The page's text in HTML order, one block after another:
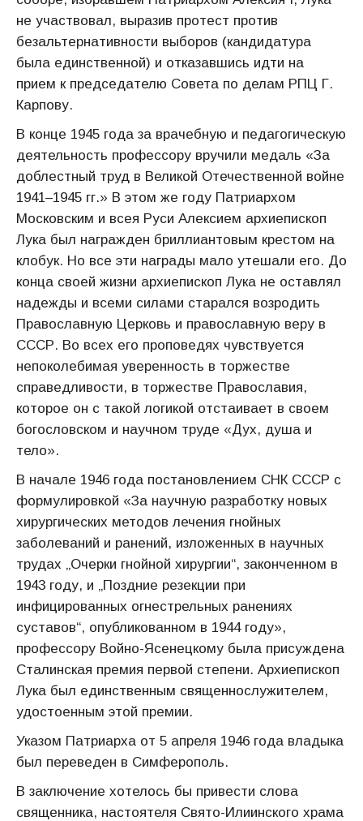
не участвовал, выразив протест против
безальтернативности выборов (кандидатура
была единственной) и отказавшись идти на
прием к председателю Совета по делам РПЦ Г.
Карпову.
В конце 1945 года за врачебную и педагогическую
деятельность профессору вручили медаль «За
доблестный труд в Великой Отечественной войне
1941–1945 гг.» В этом же году Патриархом
Московским и всея Руси Алексием архиепископ
Лука был награжден бриллиантовым крестом на
клобук. Но все эти награды мало утешали его. До
конца своей жизни архиепископ Лука не оставлял
надежды и всеми силами старался возродить
Православную Церковь и православную веру в
СССР. Во всех его проповедях чувствуется
непоколебимая уверенность в торжестве
справедливости, в торжестве Православия,
которое он с такой логикой отстаивает в своем
богословском и научном труде «Дух, душа и
тело».
В начале 1946 года постановлением СНК СССР с
формулировкой «За научную разработку новых
хирургических методов лечения гнойных
заболеваний и ранений, изложенных в научных
трудах „Очерки гнойной хирургии“, законченном в
1943 году, и „Поздние резекции при
инфицированных огнестрельных ранениях
суставов“, опубликованном в 1944 году»,
профессору Войно-Ясенецкому была присуждена
Сталинская премия первой степени. Архиепископ
Лука был единственным священнослужителем,
удостоенным этой премии.
Указом Патриарха от 5 апреля 1946 года владыка
был переведен в Симферополь.
В заключение хотелось бы привести слова
священника, настоятеля Свято-Илиинского храма